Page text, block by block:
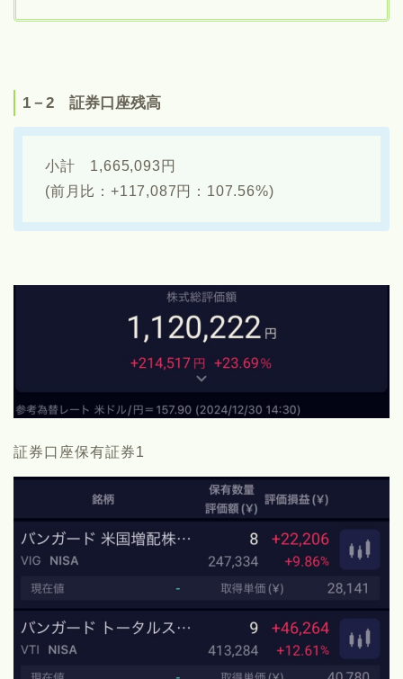
1－2 証券口座残高
小計 1,665,093円
(前月比：+117,087円：107.56%)
証券口座保有証券1